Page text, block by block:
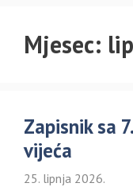
Mjesec:
Zapisnik sa
vijeća
25. lipnja 2026.